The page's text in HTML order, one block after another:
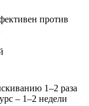
против
1–2 раза
– 1–2 недели